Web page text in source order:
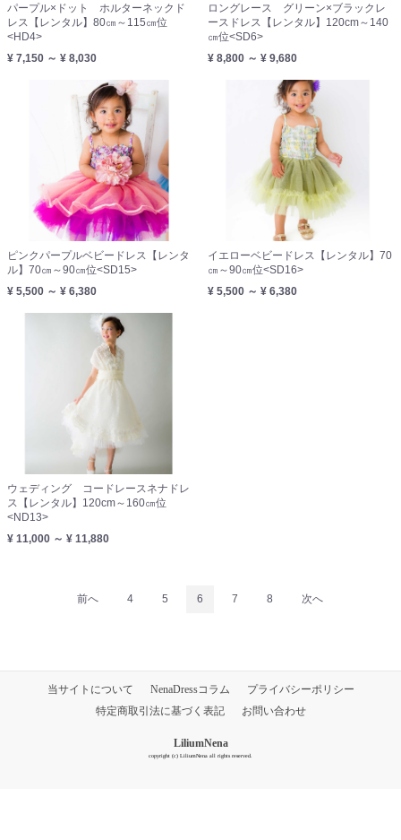
パープル×ドット ホルターネックド
レス【レンタル】80㎝～115㎝位
<HD4>
¥ 7,150 ～ ¥ 8,030
ロングレース グリーン×ブラックレ
ースドレス【レンタル】120cm～140
㎝位<SD6>
¥ 8,800 ～ ¥ 9,680
ピンクパープルベビードレス【レンタ
ル】70㎝～90㎝位<SD15>
¥ 5,500 ～ ¥ 6,380
イエローベビードレス【レンタル】70
㎝～90㎝位<SD16>
¥ 5,500 ～ ¥ 6,380
ウェディング コードレースネナドレ
ス【レンタル】120cm～160㎝位
<ND13>
¥ 11,000 ～ ¥ 11,880
前へ 4 5 6 7 8 次へ
当サイトについて NenaDressコラム
プライバシーポリシー
特定商取引法に基づく表記
お問い合わせ
LiliumNena
copyright (c) LiliumNena all rights reserved.